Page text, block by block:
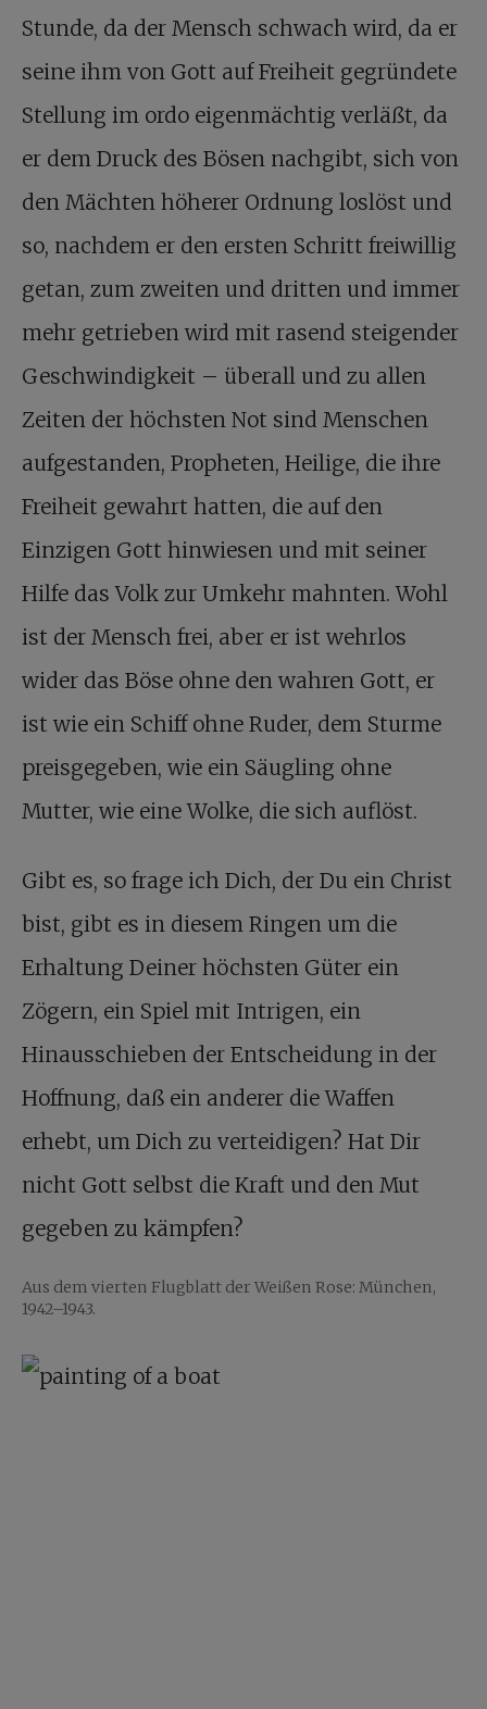
Stunde, da der Mensch schwach wird, da er
seine ihm von Gott auf Freiheit gegründete
Stellung im ordo eigenmächtig verläßt, da
er dem Druck des Bösen nachgibt, sich von
den Mächten höherer Ordnung loslöst und
so, nachdem er den ersten Schritt freiwillig
getan, zum zweiten und dritten und immer
mehr getrieben wird mit rasend steigender
Geschwindigkeit – überall und zu allen
Zeiten der höchsten Not sind Menschen
aufgestanden, Propheten, Heilige, die ihre
Freiheit gewahrt hatten, die auf den
Einzigen Gott hinwiesen und mit seiner
Hilfe das Volk zur Umkehr mahnten. Wohl
ist der Mensch frei, aber er ist wehrlos
wider das Böse ohne den wahren Gott, er
ist wie ein Schiff ohne Ruder, dem Sturme
preisgegeben, wie ein Säugling ohne
Mutter, wie eine Wolke, die sich auflöst.
Gibt es, so frage ich Dich, der Du ein Christ
bist, gibt es in diesem Ringen um die
Erhaltung Deiner höchsten Güter ein
Zögern, ein Spiel mit Intrigen, ein
Hinausschieben der Entscheidung in der
Hoffnung, daß ein anderer die Waffen
erhebt, um Dich zu verteidigen? Hat Dir
nicht Gott selbst die Kraft und den Mut
gegeben zu kämpfen?
Aus dem vierten Flugblatt der Weißen Rose: München,
1942–1943.